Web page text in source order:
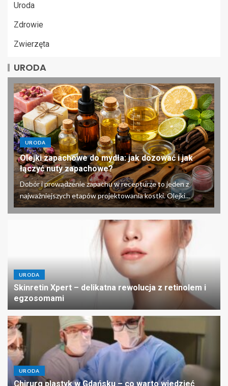
Uroda
Zdrowie
Zwierzęta
URODA
URODA
Olejki zapachowe do mydła: jak dozować i jak
łączyć nuty zapachowe?
Dobór i prowadzenie zapachu w recepturze to jeden z
najważniejszych etapów projektowania kostki. Olejki...
URODA
Skinretin Xpert – delikatna rewolucja z retinolem i
egzosomami
URODA
Chirurg plastyk w Gdańsku – co warto wiedzieć